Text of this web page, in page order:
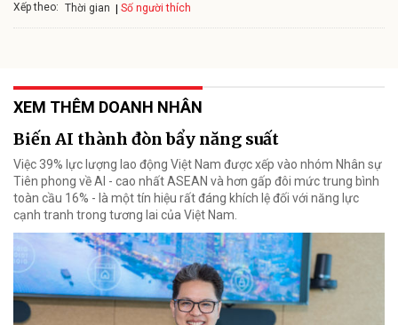
Xếp theo: Thời gian Số người thích
XEM THÊM DOANH NHÂN
Biến AI thành đòn bẩy năng suất
Việc 39% lực lượng lao động Việt Nam được xếp vào nhóm Nhân sự
Tiên phong về AI - cao nhất ASEAN và hơn gấp đôi mức trung bình
toàn cầu 16% - là một tín hiệu rất đáng khích lệ đối với năng lực
cạnh tranh trong tương lai của Việt Nam.